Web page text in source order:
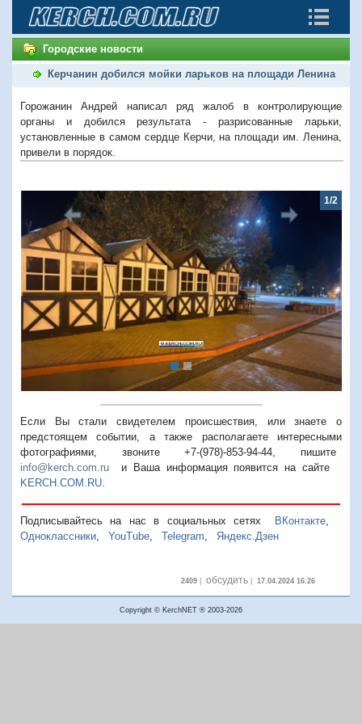
Городские новости
Керчанин добился мойки ларьков на площади Ленина
Горожанин Андрей написал ряд жалоб в контролирующие
органы и добился результата - разрисованные ларьки,
установленные в самом сердце Керчи, на площади им. Ленина,
привели в порядок.
1/2
Предыдущий
Если Вы стали свидетелем происшествия, или знаете о
предстоящем событии, а также располагаете интересными
фотографиями, звоните +7-(978)-853-94-44, пишите
info@kerch.com.ru и Ваша информация появится на сайте
KERCH.COM.RU.
Подписывайтесь на нас в социальных сетях ВКонтакте,
Одноклассники, YouTube, Telegram, Яндекс.Дзен
2409| обсудить| 17.04.2024 16:26
Copyright © KerchNET ® 2003-2026